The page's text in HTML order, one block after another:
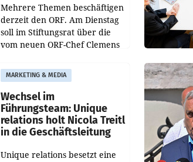
Mehrere Themen beschäftigen
derzeit den ORF. Am Dienstag
soll im Stiftungsrat über die
vom neuen ORF-Chef Clemens
Besetzungen für die
Direktionen abgestimmt
werden.
MARKETING & MEDIA
Wechsel im
Führungsteam: Unique
relations holt Nicola Treitl
in die Geschäftsleitung
Unique relations besetzt eine